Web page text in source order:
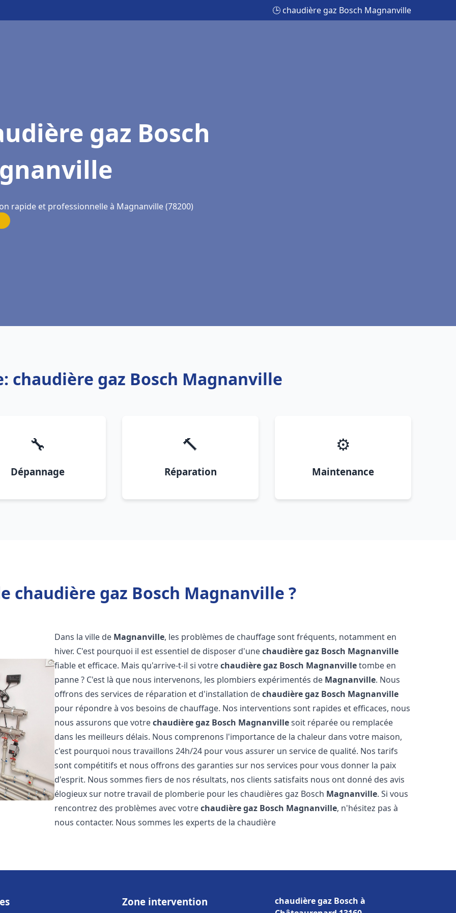
🕒 chaudière gaz Bosch Magnanville
gaz Bosch
rapide et professionnelle à Magnanville (78200)
chaudière gaz Bosch Magnanville
🔧
Dépannage
🔨
Réparation
⚙️
Maintenance
chaudière gaz Bosch Magnanville ?
Dans la ville de Magnanville, les problèmes de chauffage sont fréquents, notamment en
hiver. C'est pourquoi il est essentiel de disposer d'unechaudière gaz Bosch Magnanville
fiable et efficace. Mais qu'arrive-t-il si votrechaudière gaz Bosch Magnanvilletombe en
panne ? C'est là que nous intervenons, les plombiers expérimentés de Magnanville. Nous
offrons des services de réparation et d'installation dechaudière gaz Bosch Magnanville
pour répondre à vos besoins de chauffage. Nos interventions sont rapides et efficaces, nous
nous assurons que votrechaudière gaz Bosch Magnanvillesoit réparée ou remplacée
dans les meilleurs délais. Nous comprenons l'importance de la chaleur dans votre maison,
c'est pourquoi nous travaillons 24h/24 pour vous assurer un service de qualité. Nos tarifs
sont compétitifs et nous offrons des garanties sur nos services pour vous donner la paix
d'esprit. Nous sommes fiers de nos résultats, nos clients satisfaits nous ont donné des avis
élogieux sur notre travail de plomberie pour les chaudières gaz Bosch Magnanville. Si vous
rencontrez des problèmes avec votrechaudière gaz Bosch Magnanville, n'hésitez pas à
nous contacter. Nous sommes les experts de la chaudière
Zone intervention
chaudière gaz Bosch à